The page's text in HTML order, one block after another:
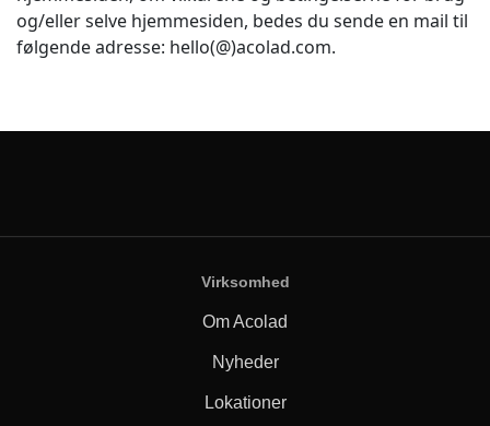
og/eller selve hjemmesiden, bedes du sende en mail til
følgende adresse: hello(@)acolad.com.
Virksomhed
Om Acolad
Nyheder
Lokationer